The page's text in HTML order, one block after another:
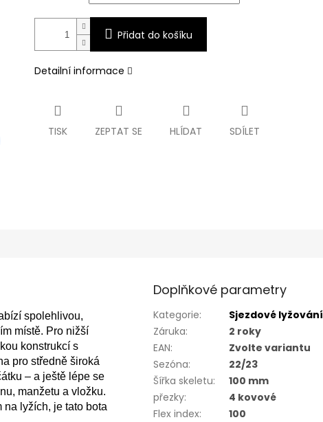
Přidat do košíku
Detailní informace
TISK ZEPTAT SE HLÍDAT SDÍLET
spolehlivou,
místě. Pro nižší
konstrukcí s
pro středně široká
– a ještě lépe se
manžetu a vložku.
na lyžích, je tato bota
Doplňkové parametry
Kategorie:
Sjezdové lyžování
Záruka:
2 roky
EAN:
Zvolte variantu
Sezóna:
22/23
Šířka skeletu:
100 mm
přezky:
4 kovové
Flex index:
100